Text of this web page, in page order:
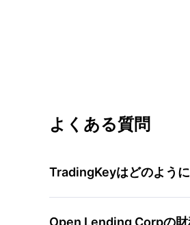
よくある質問
TradingKeyはどのよう
Open Lending Corpの財